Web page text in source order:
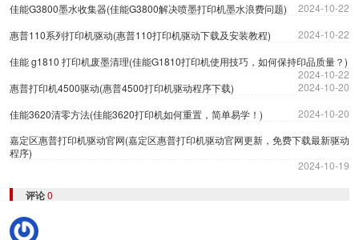
佳能G3800墨水收集器(佳能G3800解决喷墨打印机墨水浪费问题)
2024-10-22
惠普110系列打印机驱动(惠普110打印机驱动下载及安装教程)
2024-10-22
佳能 g1810 打印机废墨清理(佳能G1810打印机使用技巧，如何保持印品质量？)
2024-10-22
惠普打印机4500驱动(惠普4500打印机驱动程序下载)
2024-10-20
佳能3620清零方法(佳能3620打印机如何重置，简单易学！)
2024-10-20
嘉定区惠普打印机驱动官网(嘉定区惠普打印机驱动官网更新，免费下载最新驱动
程序)
2024-10-19
评论0